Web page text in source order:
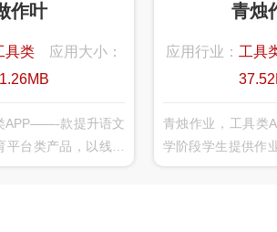
作叶
具类 应用大小：
APP——-款提升语文
台类产品，以线下
托班级老师为引导，
青烛
应用行业： 工具
青烛作业，工具
学阶段学生提供作
品，可以轻松发布